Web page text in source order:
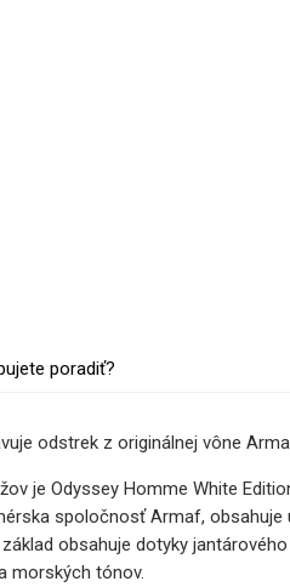
poradiť?
odstrek z originálnej vône
je Odyssey Homme White
spoločnosť Armaf,
obsahuje dotyky
morských tónov.